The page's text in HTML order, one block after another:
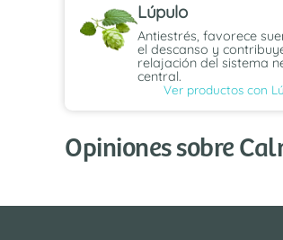
Lúpulo
Antiestrés, favorece
el descanso y
relajación del sistema
central.
Ver productos con
Opiniones sobre